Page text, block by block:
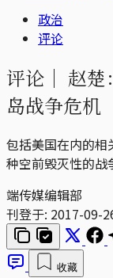
政治
评论
评论｜ 赵楚
岛战争危机
包括美国在内的相
种空前毁灭性的战
端传媒编辑部
刊登于: 2017-09-
收藏